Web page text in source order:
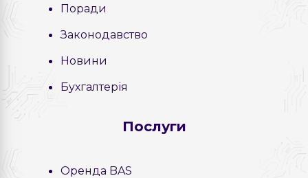
Поради
Законодавство
Новини
Бухгалтерія
Послуги
Оренда BAS